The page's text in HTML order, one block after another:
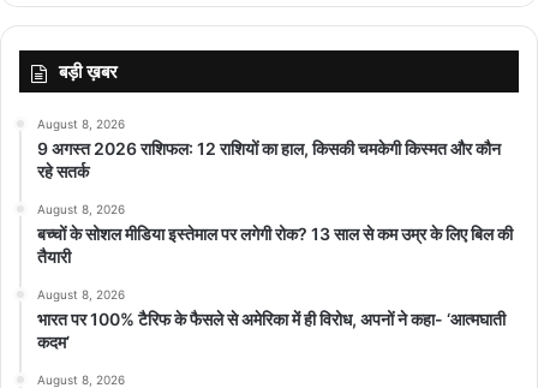
बड़ी ख़बर
August 8, 2026
9 अगस्त 2026 राशिफल: 12 राशियों का हाल, किसकी चमकेगी किस्मत और कौन
रहे सतर्क
August 8, 2026
बच्चों के सोशल मीडिया इस्तेमाल पर लगेगी रोक? 13 साल से कम उम्र के लिए बिल की
तैयारी
August 8, 2026
भारत पर 100% टैरिफ के फैसले से अमेरिका में ही विरोध, अपनों ने कहा- ‘आत्मघाती
कदम’
August 8, 2026